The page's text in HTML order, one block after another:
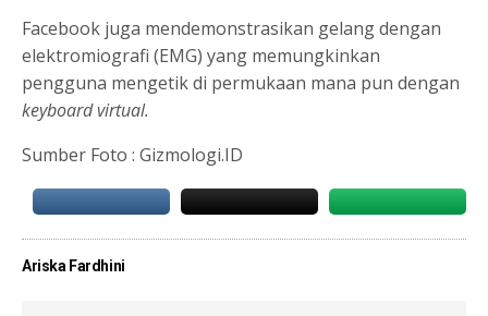
Facebook juga mendemonstrasikan gelang dengan
elektromiografi (EMG) yang memungkinkan
pengguna mengetik di permukaan mana pun dengan
keyboard virtual.
Sumber Foto : Gizmologi.ID
Ariska Fardhini